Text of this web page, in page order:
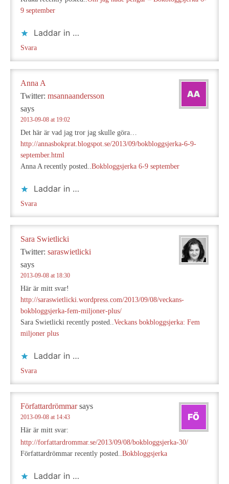
9 september
Laddar in …
Svara
Anna A
Twitter: msannaandersson
says
2013-09-08 at 19:02
Det här är vad jag tror jag skulle göra…
http://annasbokprat.blogspot.se/2013/09/bokbloggsjerka-6-9-
september.html
Anna A recently posted..Bokbloggsjerka 6-9 september
Laddar in …
Svara
Sara Swietlicki
Twitter: saraswietlicki
says
2013-09-08 at 18:30
Här är mitt svar!
http://saraswietlicki.wordpress.com/2013/09/08/veckans-
bokbloggsjerka-fem-miljoner-plus/
Sara Swietlicki recently posted..Veckans bokbloggsjerka: Fem
miljoner plus
Laddar in …
Svara
Författardrömmar says
2013-09-08 at 14:43
Här är mitt svar:
http://forfattardrommar.se/2013/09/08/bokbloggsjerka-30/
Författardrömmar recently posted..Bokbloggsjerka
Laddar in …